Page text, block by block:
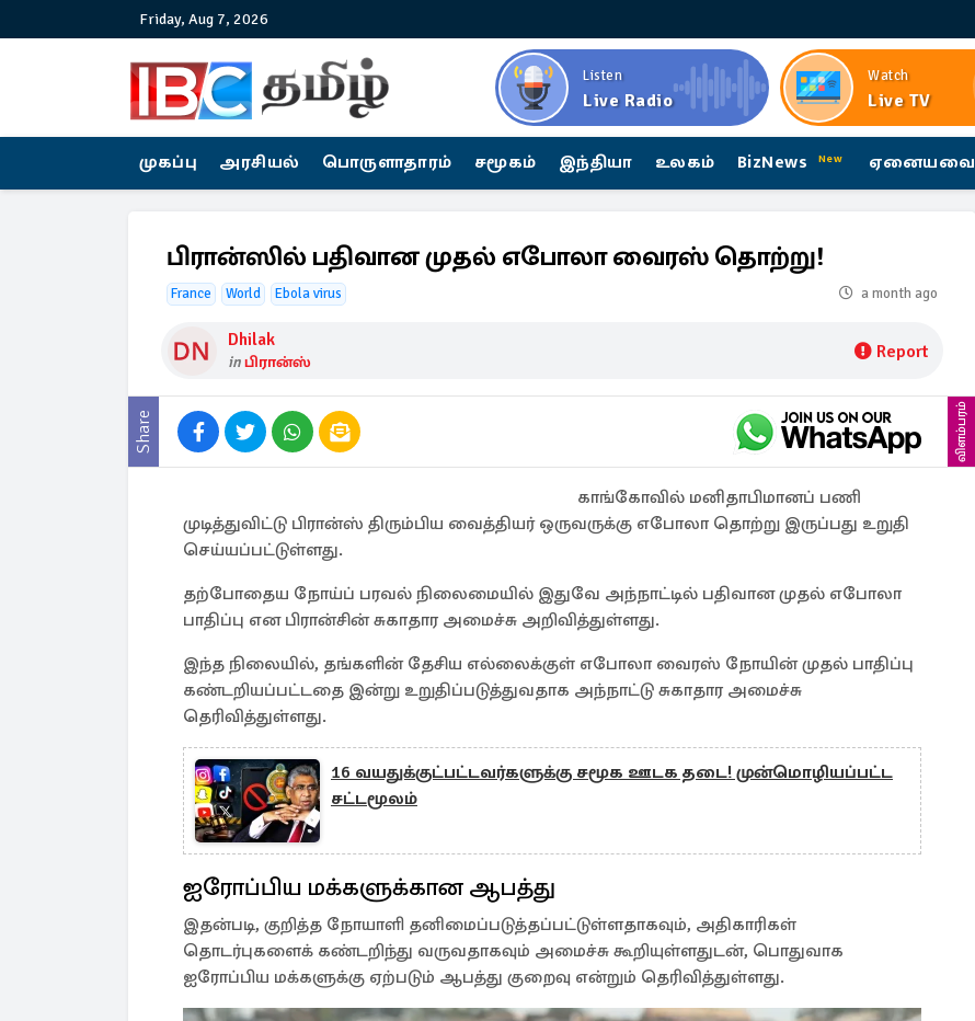
Friday, Aug 7, 2026
Listen
Live Radio
Watch
Live TV
முகப்பு அரசியல் பொருளாதாரம் சமூகம் இந்தியா உலகம் BizNews New ஏனையவை
பிரான்ஸில் பதிவான முதல் எபோலா வைரஸ் தொற்று!
France World Ebola virus a month ago
Dhilak
inபிரான்ஸ் Report
Share விளம்பரம்
காங்கோவில் மனிதாபிமானப் பணி
முடித்துவிட்டு பிரான்ஸ் திரும்பிய வைத்தியர் ஒருவருக்கு எபோலா தொற்று இருப்பது உறுதி
செய்யப்பட்டுள்ளது.
தற்போதைய நோய்ப் பரவல் நிலைமையில் ​​இதுவே அந்நாட்டில் பதிவான முதல் எபோலா
பாதிப்பு என பிரான்சின் சுகாதார அமைச்சு அறிவித்துள்ளது.
இந்த நிலையில், தங்களின் தேசிய எல்லைக்குள் எபோலா வைரஸ் நோயின் முதல் பாதிப்பு
கண்டறியப்பட்டதை இன்று உறுதிப்படுத்துவதாக அந்நாட்டு சுகாதார அமைச்சு
தெரிவித்துள்ளது.
16 வயதுக்குட்பட்டவர்களுக்கு சமூக ஊடக தடை! முன்மொழியப்பட்ட
சட்டமூலம்
ஐரோப்பிய மக்களுக்கான ஆபத்து
இதன்படி, குறித்த நோயாளி தனிமைப்படுத்தப்பட்டுள்ளதாகவும், அதிகாரிகள்
தொடர்புகளைக் கண்டறிந்து வருவதாகவும் அமைச்சு கூறியுள்ளதுடன், பொதுவாக
ஐரோப்பிய மக்களுக்கு ஏற்படும் ஆபத்து குறைவு என்றும் தெரிவித்துள்ளது.